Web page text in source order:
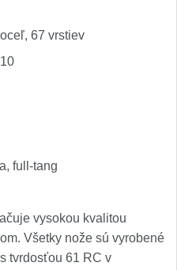
67 vrstiev
full-tang
vysokou kvalitou
Všetky nože sú vyrobené
tvrdosťou 61 RC v